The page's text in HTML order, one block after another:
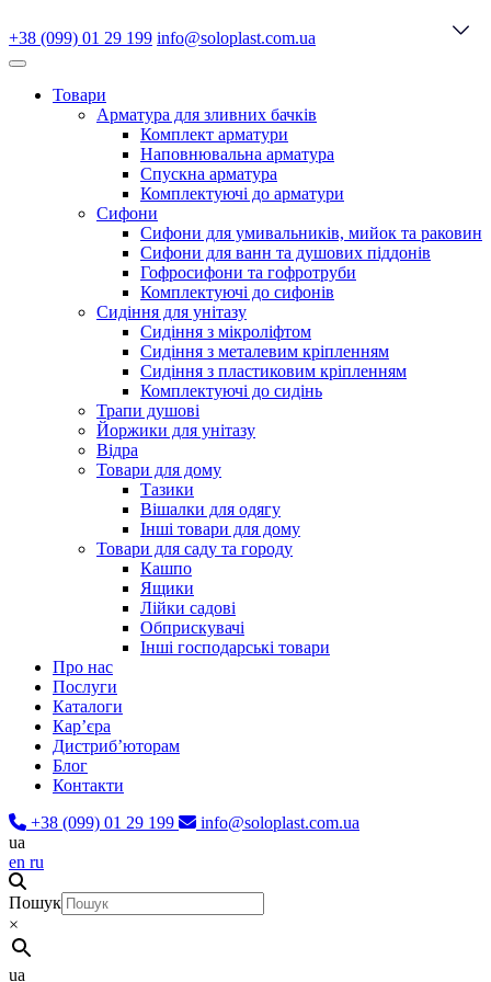
+38 (099) 01 29 199 info@soloplast.com.ua
Товари
Арматура для зливних бачків
Комплект арматури
Наповнювальна арматура
Спускна арматура
Комплектуючі до арматури
Сифони
Сифони для умивальників, мийок та раковин
Сифони для ванн та душових піддонів
Гофросифони та гофротруби
Комплектуючі до сифонів
Сидіння для унітазу
Сидіння з мікроліфтом
Сидіння з металевим кріпленням
Сидіння з пластиковим кріпленням
Комплектуючі до сидінь
Трапи душові
Йоржики для унітазу
Відра
Товари для дому
Тазики
Вішалки для одягу
Інші товари для дому
Товари для саду та городу
Кашпо
Ящики
Лійки садові
Обприскувачі
Інші господарські товари
Про нас
Послуги
Каталоги
Карʼєра
Дистриб’юторам
Блог
Контакти
+38 (099) 01 29 199
info@soloplast.com.ua
ua
en ru
Пошук
×
ua